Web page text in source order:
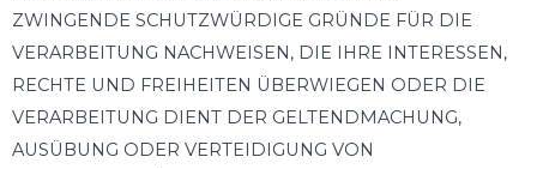
ZWINGENDE SCHUTZWÜRDIGE GRÜNDE FÜR DIE
VERARBEITUNG NACHWEISEN, DIE IHRE INTERESSEN,
RECHTE UND FREIHEITEN ÜBERWIEGEN ODER DIE
VERARBEITUNG DIENT DER GELTENDMACHUNG,
AUSÜBUNG ODER VERTEIDIGUNG VON